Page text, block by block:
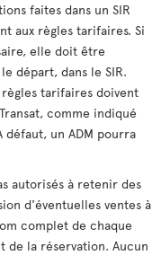
faites dans un SIR
aux règles tarifaires. Si
elle doit être
départ, dans le SIR.
tarifaires doivent
comme indiqué
défaut, un ADM pourra
autorisés à retenir des
d'éventuelles ventes à
complet de chaque
de la réservation. Aucun